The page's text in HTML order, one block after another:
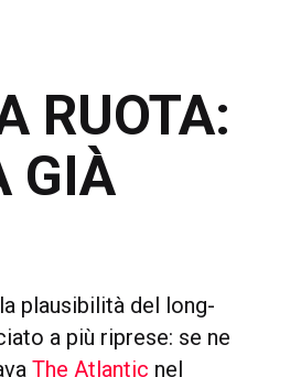
RUOTA:
GIÀ
plausibilità del long-
a più riprese: se ne
The Atlantic nel